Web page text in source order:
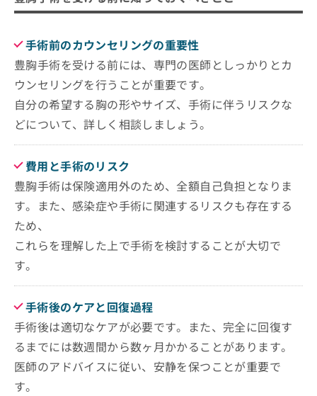
手術前のカウンセリングの重要性
豊胸手術を受ける前には、専門の医師としっかりとカ
ウンセリングを行うことが重要です。
自分の希望する胸の形やサイズ、手術に伴うリスクな
どについて、詳しく相談しましょう。
費用と手術のリスク
豊胸手術は保険適用外のため、全額自己負担となりま
す。また、感染症や手術に関連するリスクも存在する
ため、
これらを理解した上で手術を検討することが大切で
す。
手術後のケアと回復過程
手術後は適切なケアが必要です。また、完全に回復す
るまでには数週間から数ヶ月かかることがあります。
医師のアドバイスに従い、安静を保つことが重要で
す。